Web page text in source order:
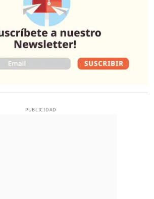
PUBLICIDAD